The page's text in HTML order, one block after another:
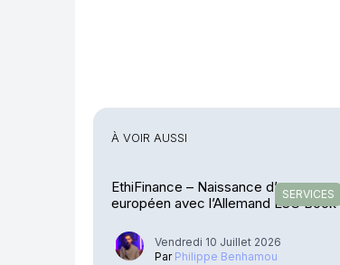
À VOIR AUSSI
SERVICES
EthiFinance – Naissance d’un groupe
européen avec l’Allemand ESG Book
Vendredi 10 Juillet 2026
Par Philippe Benhamou